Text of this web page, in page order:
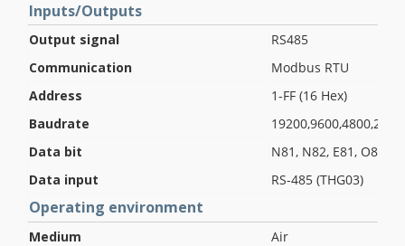
Inputs/Outputs
Output signal
RS485
Communication
Modbus RTU
Address
1-FF (16 Hex)
Baudrate
Data bit
N81, N82, E81, O81
Data input
RS-485 (THG03)
Operating environment
Medium
Air